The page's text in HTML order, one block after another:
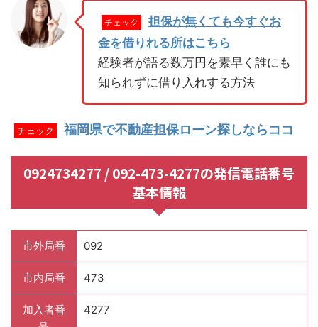
チェック
担保が無くても今すぐお
金を借りれる所はこちら
経験者が語る数万円を素早く誰にも
知られずに借り入れする方法
チェック 福岡県で不動産担保ローン探しならココ
0924734277 / 092-473-4277の発信電話番号
基本情報
市外局番 092
市内局番 473
加入者番
4277